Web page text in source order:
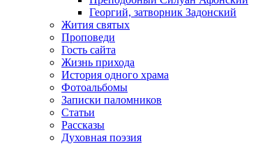
Георгий, затворник Задонский
Жития святых
Проповеди
Гость сайта
Жизнь прихода
История одного храма
Фотоальбомы
Записки паломников
Статьи
Рассказы
Духовная поэзия